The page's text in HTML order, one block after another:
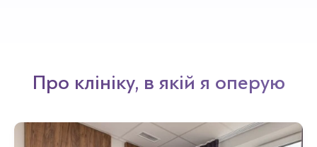
Про клініку, в якій я оперую